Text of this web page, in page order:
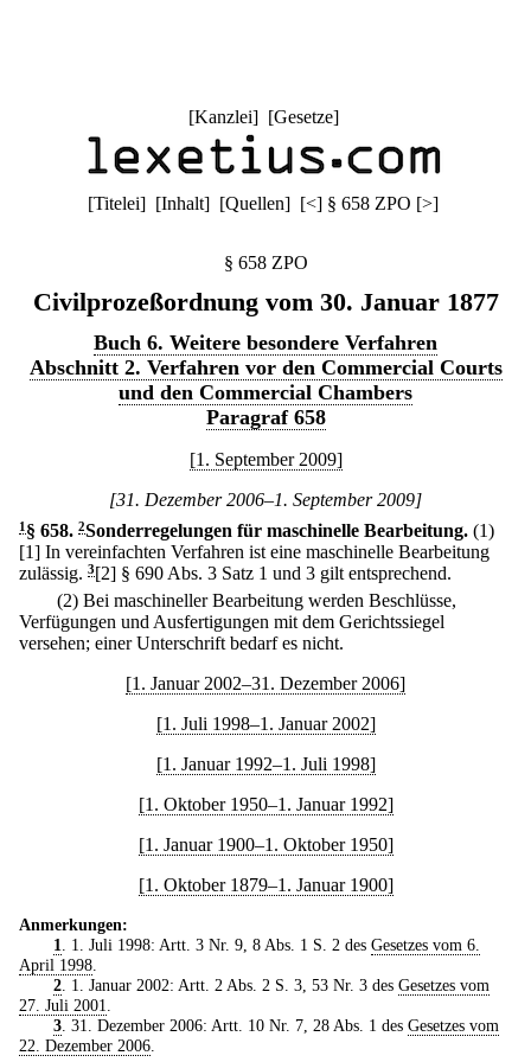
[Kanzlei] [Gesetze]
[Titelei] [Inhalt] [Quellen] [<] § 658 ZPO [>]
§ 658 ZPO
Civilprozeßordnung vom 30. Januar 1877
Buch 6. Weitere besondere Verfahren
Abschnitt 2. Verfahren vor den Commercial Courts
und den Commercial Chambers
Paragraf 658
[1. September 2009]
[31. Dezember 2006–1. September 2009]
1 § 658. 2Sonderregelungen für maschinelle Bearbeitung. (1)
[1] In vereinfachten Verfahren ist eine maschinelle Bearbeitung
zulässig. 3[2] § 690 Abs. 3 Satz 1 und 3 gilt entsprechend.
(2) Bei maschineller Bearbeitung werden Beschlüsse,
Verfügungen und Ausfertigungen mit dem Gerichtssiegel
versehen; einer Unterschrift bedarf es nicht.
[1. Januar 2002–31. Dezember 2006]
[1. Juli 1998–1. Januar 2002]
[1. Januar 1992–1. Juli 1998]
[1. Oktober 1950–1. Januar 1992]
[1. Januar 1900–1. Oktober 1950]
[1. Oktober 1879–1. Januar 1900]
Anmerkungen:
1. 1. Juli 1998: Artt. 3 Nr. 9, 8 Abs. 1 S. 2 des Gesetzes vom 6.
April 1998.
2. 1. Januar 2002: Artt. 2 Abs. 2 S. 3, 53 Nr. 3 des Gesetzes vom
27. Juli 2001.
3. 31. Dezember 2006: Artt. 10 Nr. 7, 28 Abs. 1 des Gesetzes vom
22. Dezember 2006.